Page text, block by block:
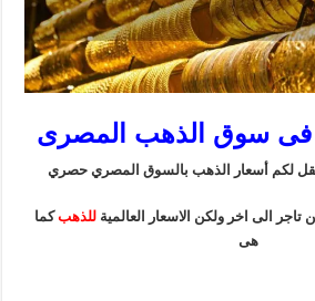
فى سوق الذهب المصرى
لكم أسعار الذهب بالسوق المصري حصري
تاجر الى اخر ولكن الاسعار العالمية للذهبكما
هى